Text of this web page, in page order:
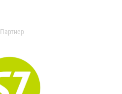
Партнер